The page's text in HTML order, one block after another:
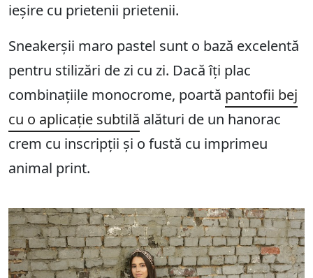
ieșire cu prietenii prietenii.
Sneakerșii maro pastel sunt o bază excelentă
pentru stilizări de zi cu zi. Dacă îți plac
combinațiile monocrome, poartă pantofii bej
cu o aplicație subtilă alături de un hanorac
crem cu inscripții și o fustă cu imprimeu
animal print.